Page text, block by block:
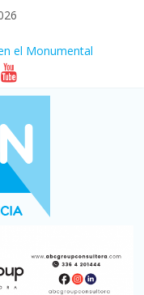
el Monumental
dos décadas y ya
kioscos: el sector
y consumo
por el país, un 5,9%
en julio: bajó un 12,6%